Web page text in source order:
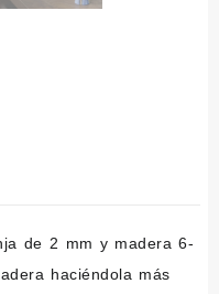
de 2 mm y madera 6-
haciéndola más